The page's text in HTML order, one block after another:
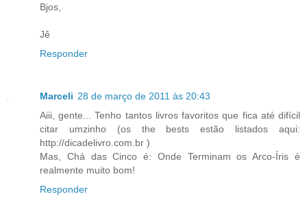
Bjos,
Jê
Responder
Marceli 28 de março de 2011 às 20:43
Aiii, gente... Tenho tantos livros favoritos que fica até difícil
citar umzinho (os the bests estão listados aqui:
http://dicadelivro.com.br )
Mas, Chá das Cinco é: Onde Terminam os Arco-Íris é
realmente muito bom!
Responder